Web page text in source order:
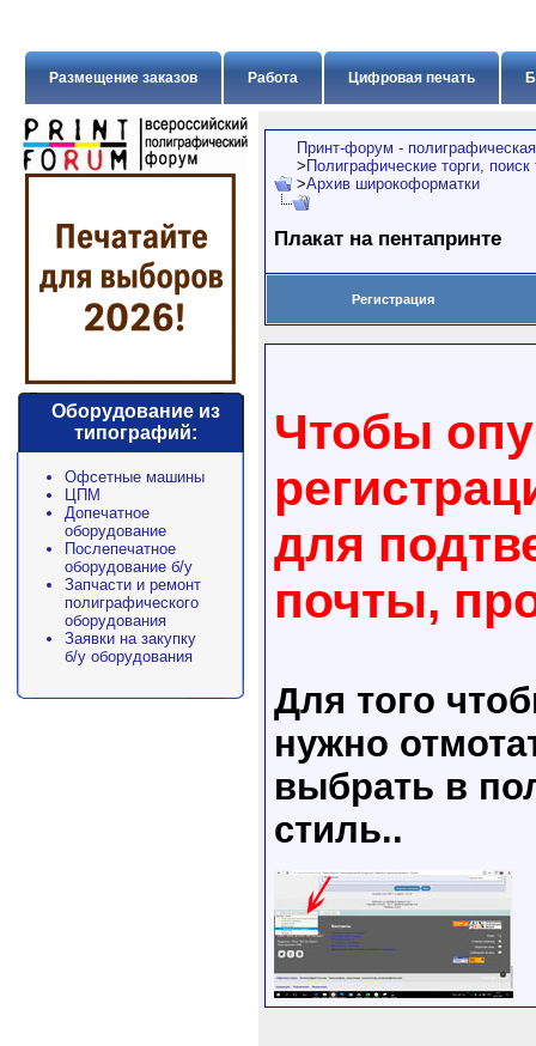
Цифровая печать
Работа
Размещение заказов
Оборудование из
типографий:
Офсетные машины
ЦПМ
Допечатное
оборудование
Послепечатное
оборудование б/у
Запчасти и ремонт
полиграфического
оборудования
Заявки на закупку
б/у оборудования
Принт-форум -
> Полиграфические торги,
>Архив широкоформатки
Плакат на пентапринте
Регистрация
Чтобы
для
почты,
Для того
нужно
выбрать в
стиль..